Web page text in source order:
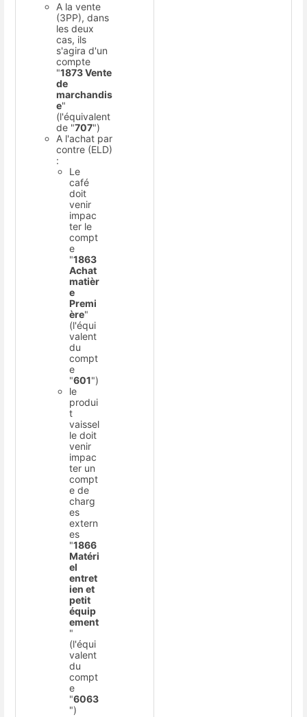
A la vente
(3PP), dans
les deux
cas, ils
s'agira d'un
compte
"1873 Vente
de
marchandis
e"
(l'équivalent
de "707")
A l'achat par
contre (ELD)
:
Le
café
doit
venir
impac
ter le
compt
e
"1863
Achat
matièr
e
Premi
ère"
(l'équi
valent
du
compt
e
"601")
le
produi
t
vaissel
le doit
venir
impac
ter un
compt
e de
charg
es
extern
es
"1866
Matéri
el
entret
ien et
petit
équip
ement
"
(l'équi
valent
du
compt
e
"6063
")